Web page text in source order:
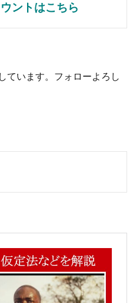
ントはこちら
ています。フォローよろし